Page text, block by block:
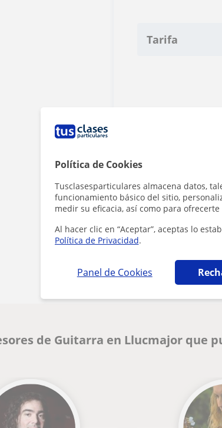
Política de Cookies
Tusclasesparticulares almacena datos,
funcionamiento básico del sitio,
medir su eficacia, así como para
Al hacer clic en “Aceptar”, aceptas lo
Política de Privacidad.
Panel de Cookies
Tarifa
de Guitarra en Llucmajor que